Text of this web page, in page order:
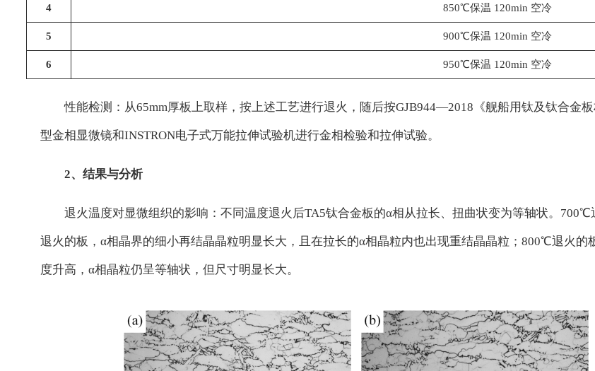
4 850℃保温 120min 空冷
5 900℃保温 120min 空冷
6 950℃保温 120min 空冷
性能检测：从65mm厚板上取样，按上述工艺进行退火，随后按GJB944—2018《舰船用钛及钛合金
型金相显微镜和INSTRON电子式万能拉伸试验机进行金相检验和拉伸试验。
2、结果与分析
退火温度对显微组织的影响：不同温度退火后TA5钛合金板的α相从拉长、扭曲状变为等轴状。
退火的板，α相晶界的细小再结晶晶粒明显长大，且在拉长的α相晶粒内也出现重结晶晶粒；800℃退火
度升高，α相晶粒仍呈等轴状，但尺寸明显长大。